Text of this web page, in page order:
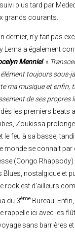
plus tard par
grands courants.
dernier, n’y fait pas
Lema a également
Menniel. «
toujours sous-
ma musique et enfin,
de ses propres
dès les premiers
Zoukissa
le feu à sa basse,
monde se connait
(Congo
Blues, nostalgique et
rock est d’ailleurs
du 3ème Bureau.
rappelle ici avec les
sans barrières